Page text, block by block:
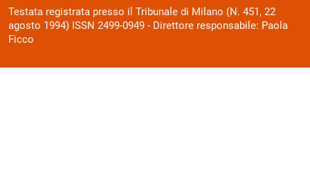
Testata registrata presso il Tribunale di Milano (N. 451, 22
agosto 1994) ISSN 2499-0949 - Direttore responsabile: Paola
Ficco